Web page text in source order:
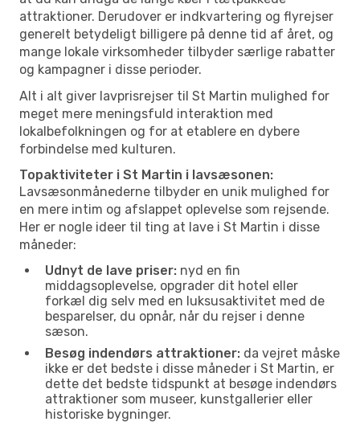
attraktioner. Derudover er indkvartering og flyrejser
generelt betydeligt billigere på denne tid af året, og
mange lokale virksomheder tilbyder særlige rabatter
og kampagner i disse perioder.
Alt i alt giver lavprisrejser til St Martin mulighed for
meget mere meningsfuld interaktion med
lokalbefolkningen og for at etablere en dybere
forbindelse med kulturen.
Topaktiviteter i St Martin i lavsæsonen:
Lavsæsonmånederne tilbyder en unik mulighed for
en mere intim og afslappet oplevelse som rejsende.
Her er nogle ideer til ting at lave i St Martin i disse
måneder:
Udnyt de lave priser: nyd en fin
middagsoplevelse, opgrader dit hotel eller
forkæl dig selv med en luksusaktivitet med de
besparelser, du opnår, når du rejser i denne
sæson.
Besøg indendørs attraktioner: da vejret måske
ikke er det bedste i disse måneder i St Martin, er
dette det bedste tidspunkt at besøge indendørs
attraktioner som museer, kunstgallerier eller
historiske bygninger.